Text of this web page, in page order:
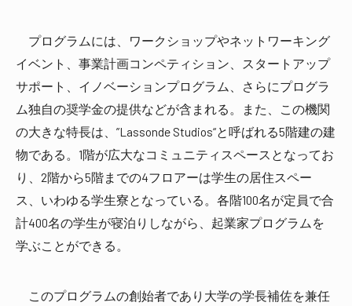
プログラムには、ワークショップやネットワーキング
イベント、事業計画コンペティション、スタートアップ
サポート、イノベーションプログラム、さらにプログラ
ム独自の奨学金の提供などが含まれる。また、この機関
の大きな特長は、”Lassonde Studios“と呼ばれる5階建の建
物である。1階が広大なコミュニティスペースとなってお
り、2階から5階までの4フロアーは学生の居住スペー
ス、いわゆる学生寮となっている。各階100名が定員で合
計400名の学生が寝泊りしながら、起業家プログラムを
学ぶことができる。
このプログラムの創始者であり大学の学長補佐を兼任